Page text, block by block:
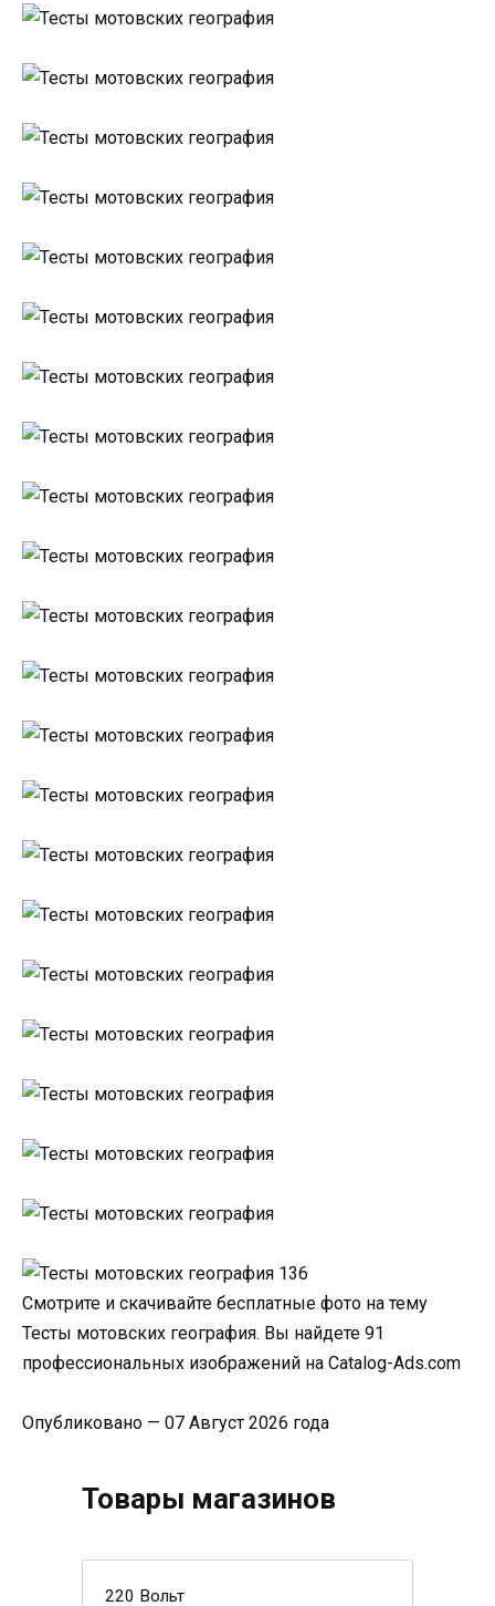
Смотрите и скачивайте бесплатные фото на тему
Тесты мотовских география. Вы найдете 91
профессиональных изображений на Catalog-Ads.com
Опубликовано — 07 Август 2026 года
Товары магазинов
220 Вольт